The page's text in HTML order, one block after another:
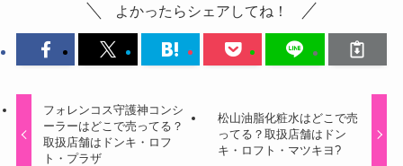
よかったらシェアしてね！
フォレンコス守護神コンシ
ーラーはどこで売ってる？
取扱店舗はドンキ・ロフ
ト・プラザ
松山油脂化粧水はどこで売
ってる？取扱店舗はドン
キ・ロフト・マツキヨ?